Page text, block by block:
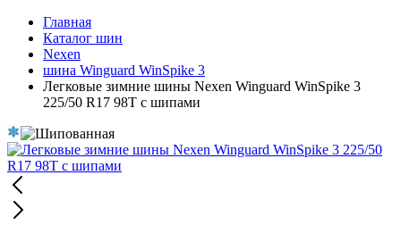
Главная
Каталог шин
Nexen
шина Winguard WinSpike 3
Легковые зимние шины Nexen Winguard WinSpike 3
225/50 R17 98T с шипами